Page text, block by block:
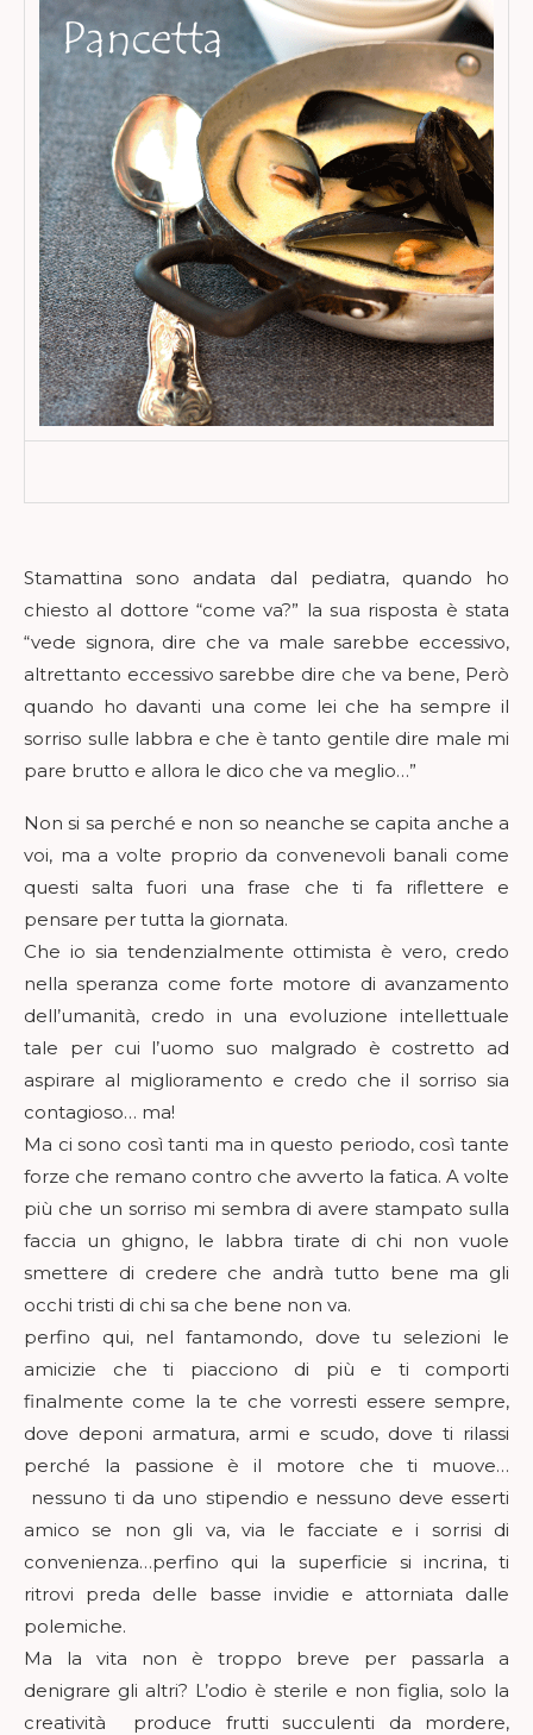
Stamattina sono andata dal pediatra, quando ho
chiesto al dottore “come va?” la sua risposta è stata
“vede signora, dire che va male sarebbe eccessivo,
altrettanto eccessivo sarebbe dire che va bene, Però
quando ho davanti una come lei che ha sempre il
sorriso sulle labbra e che è tanto gentile dire male mi
pare brutto e allora le dico che va meglio…”
Non si sa perché e non so neanche se capita anche a
voi, ma a volte proprio da convenevoli banali come
questi salta fuori una frase che ti fa riflettere e
pensare per tutta la giornata.
Che io sia tendenzialmente ottimista è vero, credo
nella speranza come forte motore di avanzamento
dell’umanità, credo in una evoluzione intellettuale
tale per cui l’uomo suo malgrado è costretto ad
aspirare al miglioramento e credo che il sorriso sia
contagioso… ma!
Ma ci sono così tanti ma in questo periodo, così tante
forze che remano contro che avverto la fatica. A volte
più che un sorriso mi sembra di avere stampato sulla
faccia un ghigno, le labbra tirate di chi non vuole
smettere di credere che andrà tutto bene ma gli
occhi tristi di chi sa che bene non va.
perfino qui, nel fantamondo, dove tu selezioni le
amicizie che ti piacciono di più e ti comporti
finalmente come la te che vorresti essere sempre,
dove deponi armatura, armi e scudo, dove ti rilassi
perché la passione è il motore che ti muove…
nessuno ti da uno stipendio e nessuno deve esserti
amico se non gli va, via le facciate e i sorrisi di
convenienza…perfino qui la superficie si incrina, ti
ritrovi preda delle basse invidie e attorniata dalle
polemiche.
Ma la vita non è troppo breve per passarla a
denigrare gli altri? L’odio è sterile e non figlia, solo la
creatività produce frutti succulenti da mordere,